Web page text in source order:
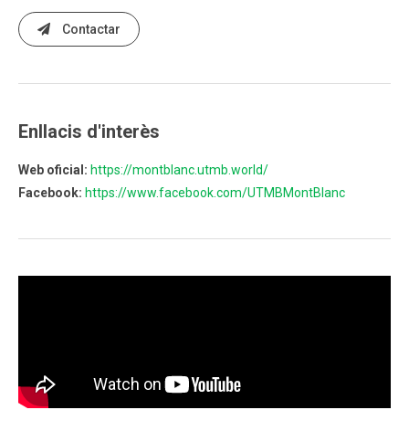
Contactar
Enllacis d'interès
Web oficial: https://montblanc.utmb.world/
Facebook: https://www.facebook.com/UTMBMontBlanc